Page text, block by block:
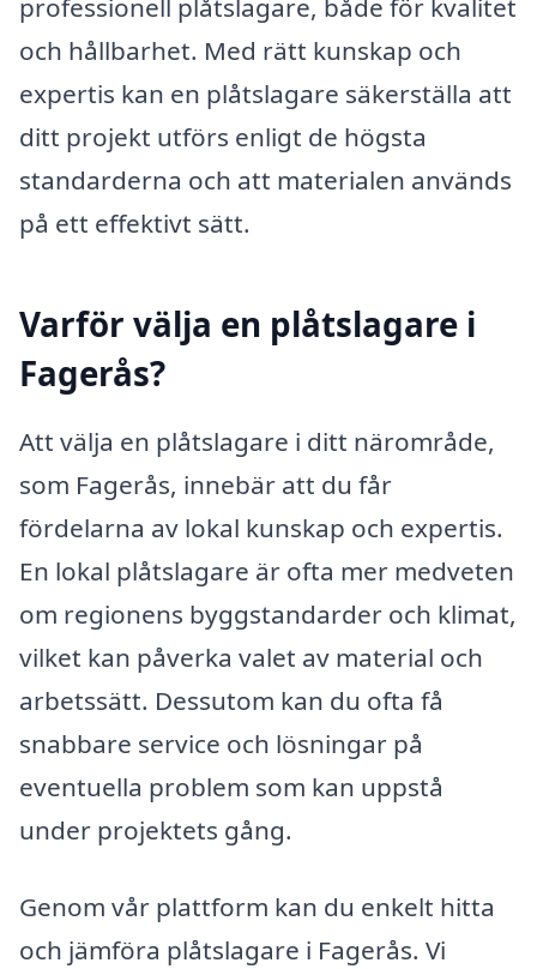
professionell plåtslagare, både för kvalitet
och hållbarhet. Med rätt kunskap och
expertis kan en plåtslagare säkerställa att
ditt projekt utförs enligt de högsta
standarderna och att materialen används
på ett effektivt sätt.
Varför välja en plåtslagare i
Fagerås?
Att välja en plåtslagare i ditt närområde,
som Fagerås, innebär att du får
fördelarna av lokal kunskap och expertis.
En lokal plåtslagare är ofta mer medveten
om regionens byggstandarder och klimat,
vilket kan påverka valet av material och
arbetssätt. Dessutom kan du ofta få
snabbare service och lösningar på
eventuella problem som kan uppstå
under projektets gång.
Genom vår plattform kan du enkelt hitta
och jämföra plåtslagare i Fagerås. Vi